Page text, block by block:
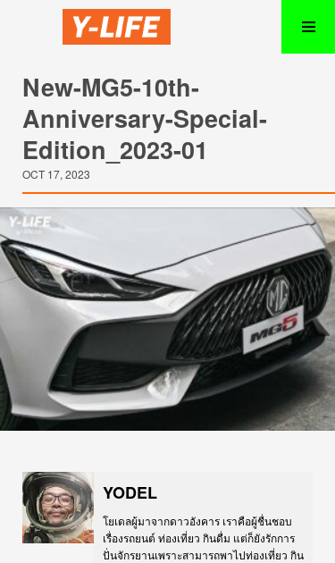
New-MG5-10th-
Anniversary-Special-
Edition_2023-01
OCT 17, 2023
YODEL
โยเดลผู้มาจากดาวอังคาร เราคือผู้ชื่นชอบ
เรื่องรถยนต์ ท่องเที่ยว กินดื่ม แต่ก็ยังรักการ
ปั่นจักรยานเพราะสามารถพาไปท่องเที่ยว กิน